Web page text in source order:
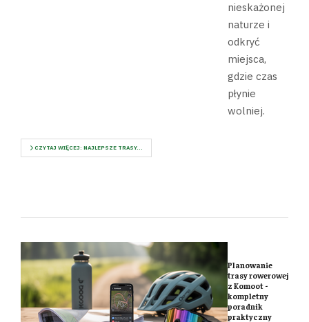
nieskażonej
naturze i
odkryć
miejsca,
gdzie czas
płynie
wolniej.
CZYTAJ WIĘCEJ: NAJLEPSZE TRASY...
Planowanie
trasy rowerowej
z Komoot -
kompletny
poradnik
praktyczny